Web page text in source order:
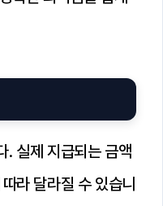
. 실제 지급되는 금액
라 달라질 수 있습니